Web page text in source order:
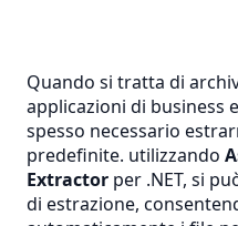
Quando si tratta di
applicazioni di business
spesso necessario
predefinite. utilizzando
Extractor per .NET, si
di estrazione,